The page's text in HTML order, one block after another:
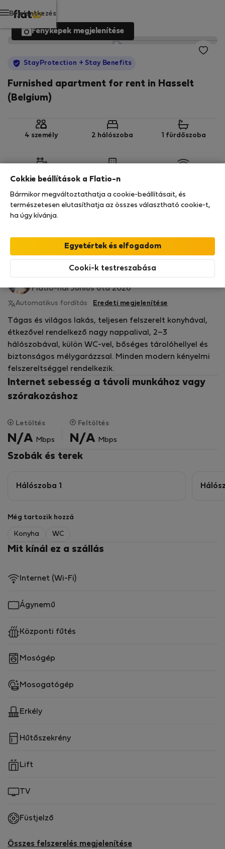
Bejelentkezés
Fényképek megjelenítése
StayProtection + Stay Benefits
Furnished apartment for rent in Hasselt
(Belgium)
4 személy 2 hálószoba 1 fürdőszoba
StayProtection Stay Benefits
Az Ön tartózkodását ebben az ingatlanban a
tartalmazza a Stay Benefits csomagot!Bővebben
Bérelhető lakások
Sigrid S.
Flatio-nál Június óta 2026
Automatikus fordítás Eredeti megjelenítése
Tágas és világos lakás, teljesen felszerelt konyhával,
étkezővel rendelkező nagy nappalival, 2–3
hálószobával, külön WC-vel, bőséges tárolóhellyel és
biztonságos mélygarázzsal. Minden modern kényelmi
felszereltséggel rendelkezik.
Internet sebesség a távoli munkához vagy
szórakozáshoz
Letöltés
N/A Mbps
Feltöltés
N/A Mbps
Szobák és terek
Hálószoba 1
Még tartozik hozzá
Konyha WC
Mit kínál ez a szállás
Internet (Wi-Fi)
Ágynemű
Központi fűtés
Mosógép
Mosogatógép
Erkély
Hűtőszekrény
Lift
TV
Füstjelző
Összes felszerelés megjelenítése
Cokkie beállítások a Flatio-n
Bármikor megváltoztathatja a cookie-beállításait, és
természetesen elutasíthatja az összes választható cookie-t,
ha úgy kívánja.
Cooki-k testreszabása